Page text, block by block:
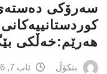
سه‌رۆكی
هەرێم:خه‌ڵكی
بنکۆڵ ئاب 7, 2026